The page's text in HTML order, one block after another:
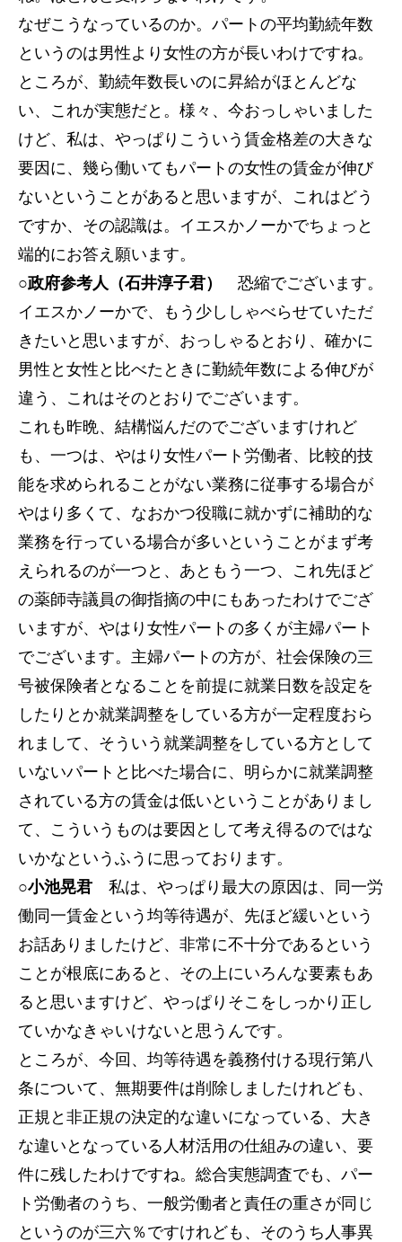
なぜこうなっているのか。パートの平均勤続年数
というのは男性より女性の方が長いわけですね。
ところが、勤続年数長いのに昇給がほとんどな
い、これが実態だと。様々、今おっしゃいました
けど、私は、やっぱりこういう賃金格差の大きな
要因に、幾ら働いてもパートの女性の賃金が伸び
ないということがあると思いますが、これはどう
ですか、その認識は。イエスかノーかでちょっと
端的にお答え願います。
○政府参考人（石井淳子君）
恐縮でございます。
イエスかノーかで、もう少ししゃべらせていただ
きたいと思いますが、おっしゃるとおり、確かに
男性と女性と比べたときに勤続年数による伸びが
違う、これはそのとおりでございます。
これも昨晩、結構悩んだのでございますけれど
も、一つは、やはり女性パート労働者、比較的技
能を求められることがない業務に従事する場合が
やはり多くて、なおかつ役職に就かずに補助的な
業務を行っている場合が多いということがまず考
えられるのが一つと、あともう一つ、これ先ほど
の薬師寺議員の御指摘の中にもあったわけでござ
いますが、やはり女性パートの多くが主婦パート
でございます。主婦パートの方が、社会保険の三
号被保険者となることを前提に就業日数を設定を
したりとか就業調整をしている方が一定程度おら
れまして、そういう就業調整をしている方として
いないパートと比べた場合に、明らかに就業調整
されている方の賃金は低いということがありまし
て、こういうものは要因として考え得るのではな
いかなというふうに思っております。
○小池晃君 私は、やっぱり最大の原因は、同一労
働同一賃金という均等待遇が、先ほど緩いという
お話ありましたけど、非常に不十分であるという
ことが根底にあると、その上にいろんな要素もあ
ると思いますけど、やっぱりそこをしっかり正し
ていかなきゃいけないと思うんです。
ところが、今回、均等待遇を義務付ける現行第八
条について、無期要件は削除しましたけれども、
正規と非正規の決定的な違いになっている、大き
な違いとなっている人材活用の仕組みの違い、要
件に残したわけですね。総合実態調査でも、パー
ト労働者のうち、一般労働者と責任の重さが同じ
というのが三六％ですけれども、そのうち人事異